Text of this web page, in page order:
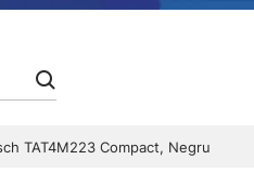
TAT4M223 Compact, Negru